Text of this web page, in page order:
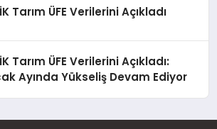
Tarım ÜFE Verilerini Açıkladı
Tarım ÜFE Verilerini Açıkladı:
Ayında Yükseliş Devam Ediyor